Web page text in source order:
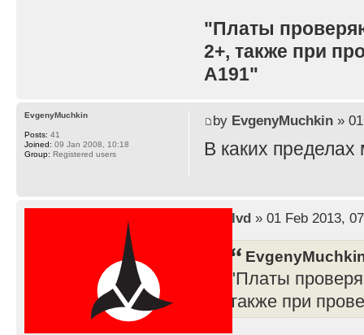
"Платы
2+, также при
A191"
by EvgenyMuchkin» 01
В каких
EvgenyMuchkin
Posts: 41
Joined: 09 Jan 2008, 10:18
Group: Registered users
lvd» 01 Feb 2013,
"Платы
также при